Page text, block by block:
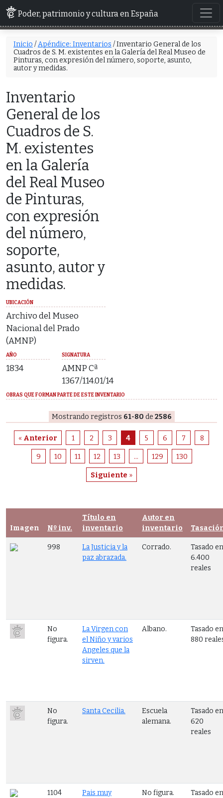
Poder, patrimonio y cultura en España
Inicio /Apéndice: Inventarios / Inventario General de los
Cuadros de S. M. existentes en la Galería del Real Museo de
Pinturas, con expresión del número, soporte, asunto,
autor y medidas.
Inventario
General de los
Cuadros de S.
M. existentes
en la Galería
del Real Museo
de Pinturas,
con expresión
del número,
soporte,
asunto, autor y
medidas.
UBICACIÓN
Archivo del Museo
Nacional del Prado
(AMNP)
AÑO
1834
SIGNATURA
AMNP Cª
1367/114.01/14
OBRAS QUE FORMAN PARTE DE ESTE INVENTARIO
Mostrando registros 61-80 de 2586
« Anterior 1 2 3 4 5 6 7 8
9 10 11 12 13 ... 129 130
Siguiente »
Imagen Nº inv.
Título en
inventario
Autor en
inventario
998
La Justicia y la
paz abrazada.
Corrado.
Tasado en
6.400
reales
No
figura.
La Virgen con
el Niño y varios
Angeles que la
sirven.
Albano.
Tasado en
880
No
figura.
Santa Cecilia.
Escuela
alemana.
Tasado en
620
reales
1104
Pais muy
No figura.
Tasado en